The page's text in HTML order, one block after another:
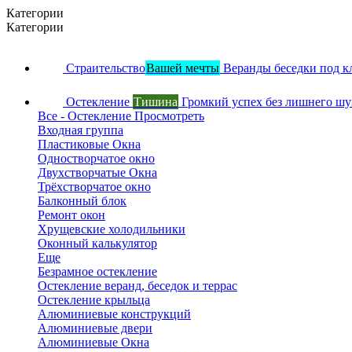
Категории
Категории
СтраительствоВашей мечты Веранды беседки под
Остекление Тишина Громкий успех без лишнего
Все - Остекление Просмотреть
Входная группа
Пластиковые Окна
Одностворчатое окно
Двухстворчатые Окна
Трёхстворчатое окно
Балконный блок
Ремонт окон
Хрущевские холодильники
Оконный калькулятор
Еще
Безрамное остекление
Остекление веранд, беседок и террас
Остекление крыльца
Алюминиевые конструкций
Алюминиевые двери
Алюминиевые Окна